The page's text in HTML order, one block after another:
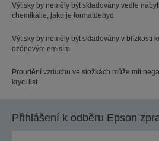
Výtisky by neměly být skladovány vedle
chemikálie, jako je formaldehyd
Výtisky by neměly být skladovány v blízkosti
ozónovým emisím
Proudění vzduchu ve složkách může mít
krycí list.
Přihlášení k odběru Epson